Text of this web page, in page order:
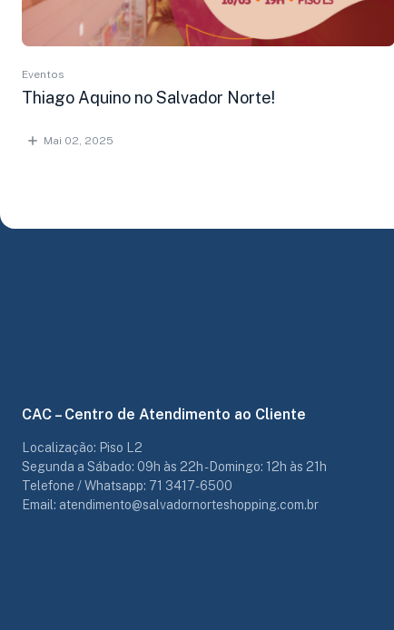
Eventos
Thiago Aquino no Salvador Norte!
Mai 02, 2025
CAC – Centro de Atendimento ao Cliente
Localização: Piso L2
Segunda a Sábado: 09h às 22h - Domingo: 12h às 21h
Telefone / Whatsapp: 71 3417-6500
Email: atendimento@salvadornorteshopping.com.br